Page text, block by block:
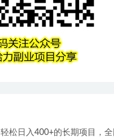
轻松日入400+的长期项目，